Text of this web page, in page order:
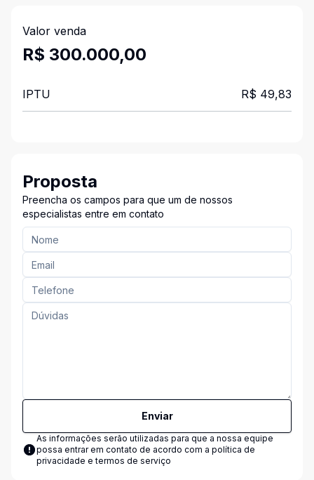
Valor venda
R$ 300.000,00
IPTU R$ 49,83
Proposta
Preencha os campos para que um de nossos
especialistas entre em contato
Enviar
As informações serão utilizadas para que a nossa equipe
possa entrar em contato de acordo com a política de
privacidade e termos de serviço